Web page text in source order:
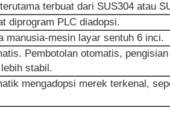
terbuat dari SUS304 atau
diprogram PLC diadopsi.
manusia-mesin layar sentuh 6 inci.
Pembotolan otomatis,
stabil.
mengadopsi merek terkenal,